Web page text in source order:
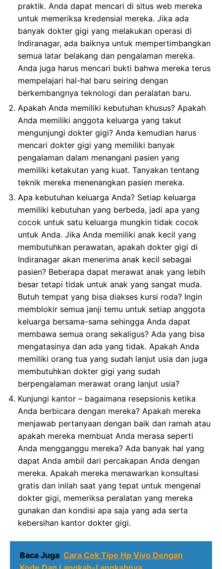
praktik. Anda dapat mencari di situs web mereka
untuk memeriksa kredensial mereka. Jika ada
banyak dokter gigi yang melakukan operasi di
Indiranagar, ada baiknya untuk mempertimbangkan
semua latar belakang dan pengalaman mereka.
Anda juga harus mencari bukti bahwa mereka terus
mempelajari hal-hal baru seiring dengan
berkembangnya teknologi dan peralatan baru.
Apakah Anda memiliki kebutuhan khusus? Apakah
Anda memiliki anggota keluarga yang takut
mengunjungi dokter gigi? Anda kemudian harus
mencari dokter gigi yang memiliki banyak
pengalaman dalam menangani pasien yang
memiliki ketakutan yang kuat. Tanyakan tentang
teknik mereka menenangkan pasien mereka.
Apa kebutuhan keluarga Anda? Setiap keluarga
memiliki kebutuhan yang berbeda, jadi apa yang
cocok untuk satu keluarga mungkin tidak cocok
untuk Anda. Jika Anda memiliki anak kecil yang
membutuhkan perawatan, apakah dokter gigi di
Indiranagar akan menerima anak kecil sebagai
pasien? Beberapa dapat merawat anak yang lebih
besar tetapi tidak untuk anak yang sangat muda.
Butuh tempat yang bisa diakses kursi roda? Ingin
memblokir semua janji temu untuk setiap anggota
keluarga bersama-sama sehingga Anda dapat
membawa semua orang sekaligus? Ada yang bisa
mengatasinya dan ada yang tidak. Apakah Anda
memiliki orang tua yang sudah lanjut usia dan juga
membutuhkan dokter gigi yang sudah
berpengalaman merawat orang lanjut usia?
Kunjungi kantor – bagaimana resepsionis ketika
Anda berbicara dengan mereka? Apakah mereka
menjawab pertanyaan dengan baik dan ramah atau
apakah mereka membuat Anda merasa seperti
Anda mengganggu mereka? Ada banyak hal yang
dapat Anda ambil dari percakapan Anda dengan
mereka. Apakah mereka menawarkan konsultasi
gratis dan inilah saat yang tepat untuk mengenal
dokter gigi, memeriksa peralatan yang mereka
gunakan dan kondisi apa saja yang ada serta
kebersihan kantor dokter gigi.
Baca Juga Cara Cek Tipe Hp Vivo Dengan